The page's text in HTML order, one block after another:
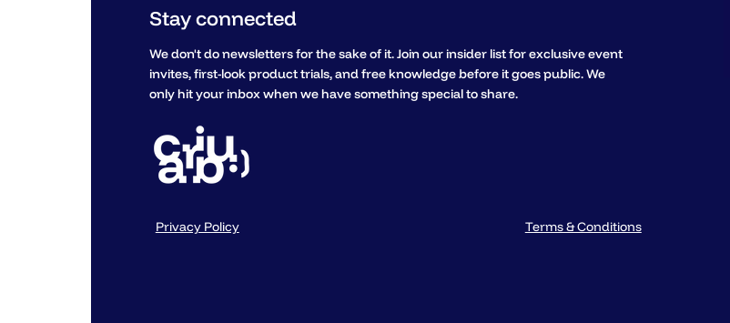
Stay connected
We don't do newsletters for the sake of it. Join our insider list for exclusive event
invites, first-look product trials, and free knowledge before it goes public. We
only hit your inbox when we have something special to share.
Privacy Policy Terms & Conditions